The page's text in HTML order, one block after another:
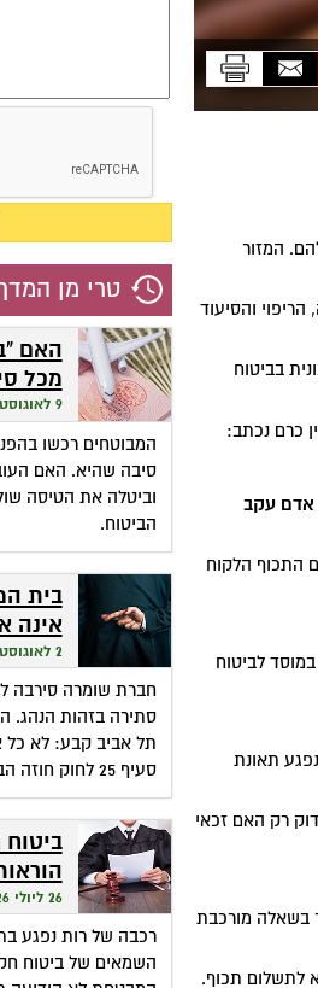
המזור
הריפוי והסיעוד
בביטוח
כרם נכתב:
אדם עקב
התכוף הלקוח
לביטוח
תאונת
רק האם זכאי
בשאלה מורכבת
לתשלום תכוף.
טרי מן
האם
מכל
ביטול
9 לאוגוסט 2026
המבוטחים רכשו
סיבה שהיא. האם
וביטלה את הטיסה
הביטוח.
בית
אינה
2 לאוגוסט 2026
חברת שומרה סירבה
סתירה בזהות הנהג.
תל אביב קבע: לא כל
סעיף 25 לחוק חוזה הביטוח.
26 ליולי 2026
רכבה של רות נפגע
השמאים של ביטוח